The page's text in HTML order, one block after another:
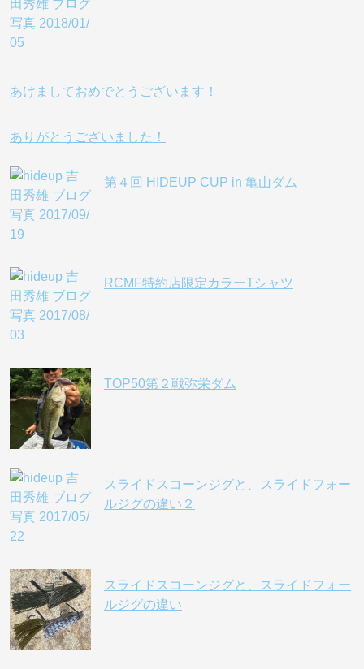
あけましておめでとうございます！
ありがとうございました！
第４回 HIDEUP CUP in 亀山ダム
RCMF特約店限定カラーTシャツ
TOP50第２戦弥栄ダム
スライドスコーンジグと、スライドフォー
ルジグの違い２
スライドスコーンジグと、スライドフォー
ルジグの違い